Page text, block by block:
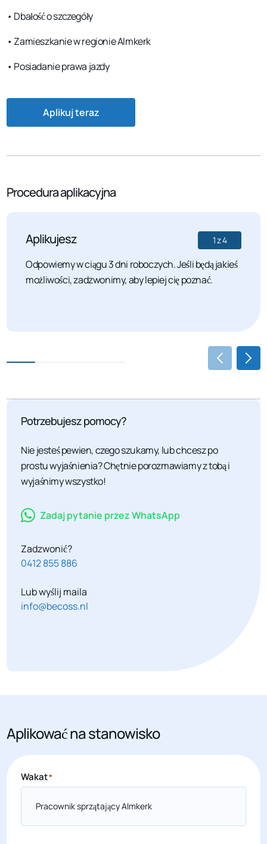
• Dbałość o szczegóły
• Zamieszkanie w regionie Almkerk
• Posiadanie prawa jazdy
Aplikuj teraz
Procedura aplikacyjna
Aplikujesz
Odpowiemy w ciągu 3 dni roboczych. Jeśli będą jakieś
możliwości, zadzwonimy, aby lepiej cię poznać.
1z4
Potrzebujesz pomocy?
Nie jesteś pewien, czego szukamy, lub chcesz po
prostu wyjaśnienia? Chętnie porozmawiamy z tobą i
wyjaśnimy wszystko!
Zadaj pytanie przez WhatsApp
Zadzwonić?
0412 855 886
Lub wyślij maila
info@becoss.nl
Aplikować na stanowisko
Wakat*